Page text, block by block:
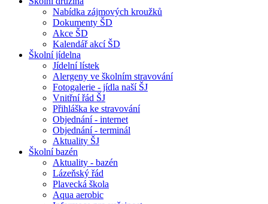
Nabídka zájmových kroužků
Dokumenty ŠD
Akce ŠD
Kalendář akcí ŠD
Školní jídelna
Jídelní lístek
Alergeny ve školním stravování
Fotogalerie - jídla naší ŠJ
Vnitřní řád ŠJ
Přihláška ke stravování
Objednání - internet
Objednání - terminál
Aktuality ŠJ
Školní bazén
Aktuality - bazén
Lázeňský řád
Plavecká škola
Aqua aerobic